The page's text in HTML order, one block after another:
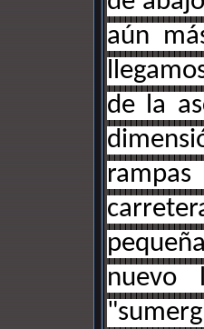
aún
de la
nuevo